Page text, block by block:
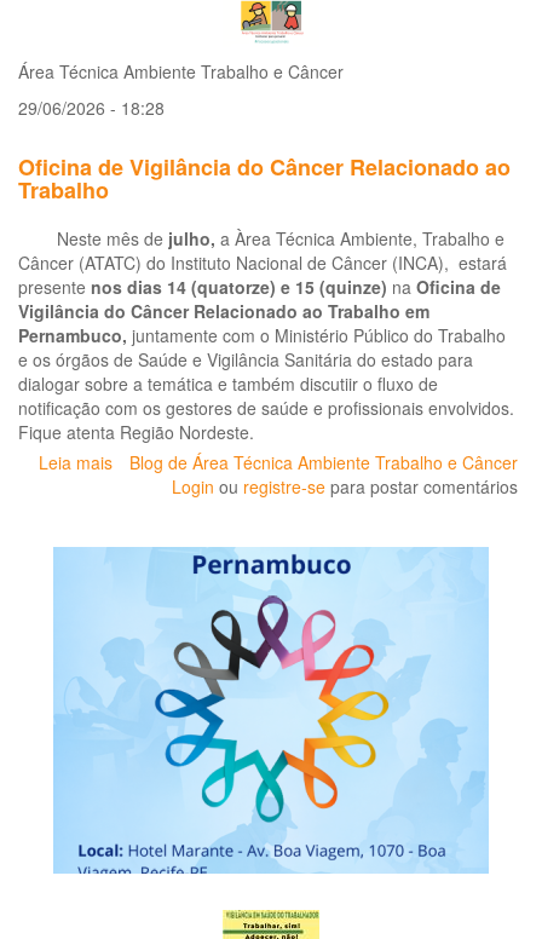
Área Técnica Ambiente Trabalho e Câncer
29/06/2026 - 18:28
Oficina de Vigilância do Câncer Relacionado ao
Trabalho
Neste mês de julho, a Àrea Técnica Ambiente, Trabalho e
Câncer (ATATC) do Instituto Nacional de Câncer (INCA), estará
presente nos dias 14 (quatorze) e 15 (quinze) na Oficina de
Vigilância do Câncer Relacionado ao Trabalho em
Pernambuco, juntamente com o Ministério Público do Trabalho
e os órgãos de Saúde e Vigilância Sanitária do estado para
dialogar sobre a temática e também discutiir o fluxo de
notificação com os gestores de saúde e profissionais envolvidos.
Fique atenta Região Nordeste.
Leia mais sobre
Relacionado
ao
Trabalho
Blog de Área Técnica Ambiente Trabalho e Câncer
Login ou registre-se para postar comentários